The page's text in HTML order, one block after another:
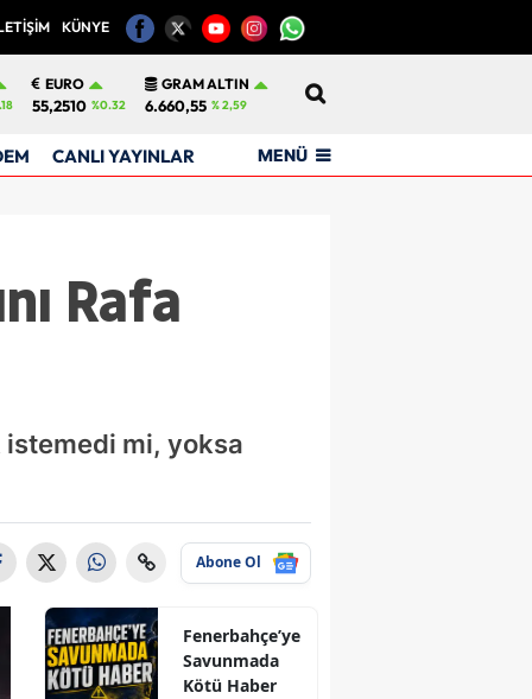
KÜNYE
EURO
55,2510 %0.32
GRAM ALTIN
6.660,55 % 2,59
CANLI YAYINLAR MENÜ
Rafa
istemedi mi, yoksa
Abone Ol
Fenerbahçe’ye
Savunmada
Kötü Haber